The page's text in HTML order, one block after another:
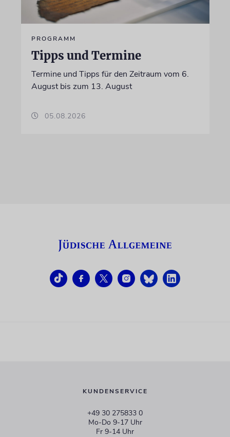
PROGRAMM
Tipps und Termine
Termine und Tipps für den Zeitraum vom 6.
August bis zum 13. August
05.08.2026
KUNDENSERVICE
+49 30 275833 0
Mo-Do 9-17 Uhr
Fr 9-14 Uhr